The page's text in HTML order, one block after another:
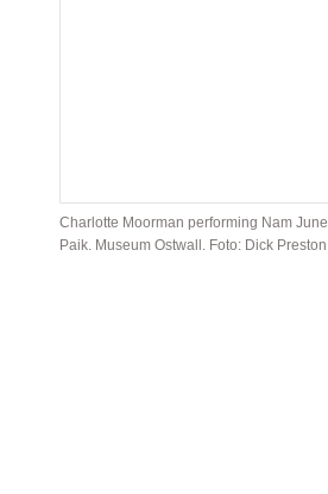
Charlotte Moorman performing Nam June
Paik. Museum Ostwall. Foto: Dick Preston